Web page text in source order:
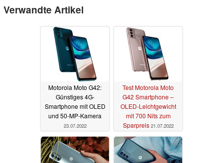
Verwandte Artikel
Motorola Moto G42:
Günstiges 4G-
Smartphone mit OLED
und 50-MP-Kamera
23.07.2022
Test Motorola Moto
G42 Smartphone –
OLED-Leichtgewicht
mit 700 Nits zum
Sparpreis 21.07.2022